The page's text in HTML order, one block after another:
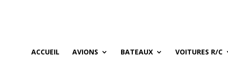
ACCUEIL AVIONS BATEAUX VOITURES R/C